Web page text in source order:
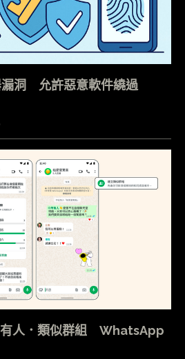
洞 允許惡意軟件繞過
有人．類似群組 WhatsApp